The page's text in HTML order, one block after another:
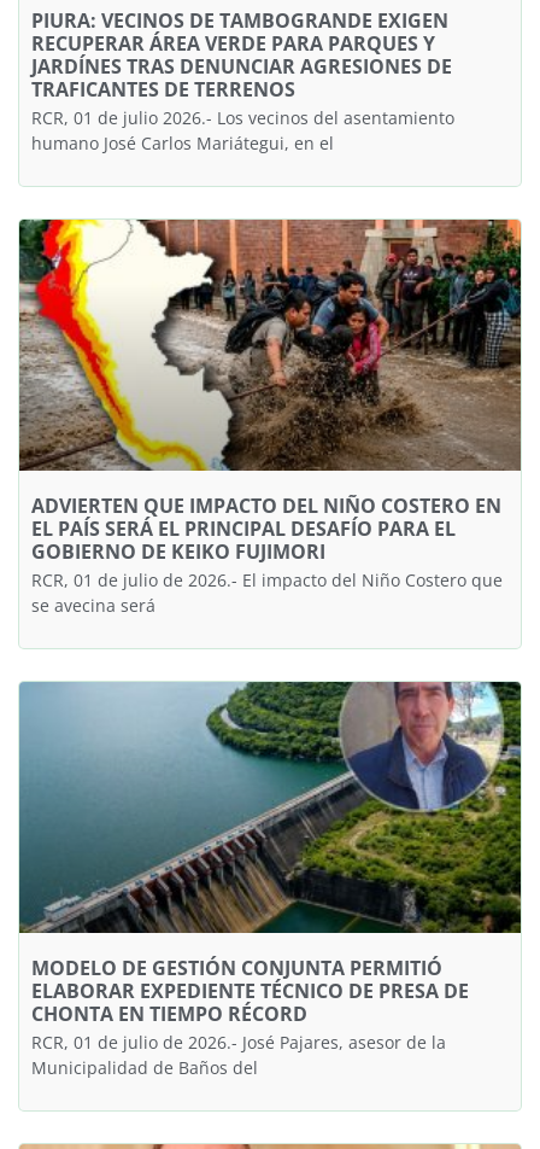
PIURA: VECINOS DE TAMBOGRANDE EXIGEN
RECUPERAR ÁREA VERDE PARA PARQUES Y
JARDÍNES TRAS DENUNCIAR AGRESIONES DE
TRAFICANTES DE TERRENOS
RCR, 01 de julio 2026.- Los vecinos del asentamiento
humano José Carlos Mariátegui, en el
ADVIERTEN QUE IMPACTO DEL NIÑO COSTERO EN
EL PAÍS SERÁ EL PRINCIPAL DESAFÍO PARA EL
GOBIERNO DE KEIKO FUJIMORI
RCR, 01 de julio de 2026.- El impacto del Niño Costero que
se avecina será
MODELO DE GESTIÓN CONJUNTA PERMITIÓ
ELABORAR EXPEDIENTE TÉCNICO DE PRESA DE
CHONTA EN TIEMPO RÉCORD
RCR, 01 de julio de 2026.- José Pajares, asesor de la
Municipalidad de Baños del